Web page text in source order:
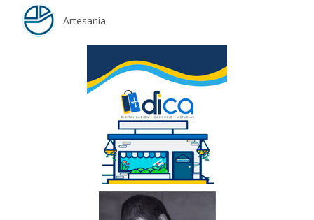
Artesanía